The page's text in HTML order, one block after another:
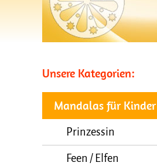
Unsere Kategorien:
Mandalas für Kinder
Prinzessin
Feen / Elfen